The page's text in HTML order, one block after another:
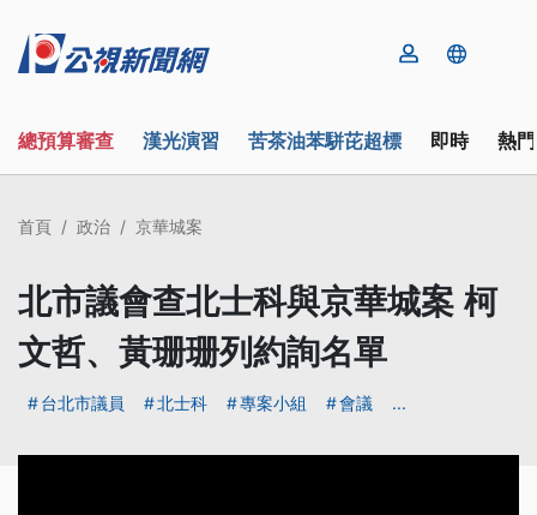
總預算審查 漢光演習 苦茶油苯駢芘超標 即時 熱
首頁 政治 京華城案
北市議會查北士科與京華城案 柯
文哲、黃珊珊列約詢名單
台北市議員 北士科 專案小組 會議 ...